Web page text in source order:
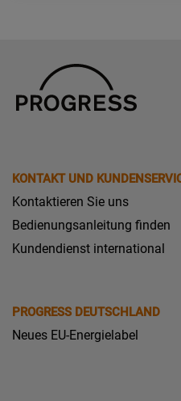
KONTAKT UND
Kontaktieren Sie uns
Bedienungsanleitung finden
Kundendienst international
PROGRESS DEUTSCHLAND
Neues EU-Energielabel